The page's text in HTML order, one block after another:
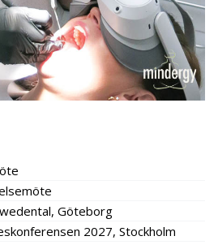
Göteborg
2027, Stockholm